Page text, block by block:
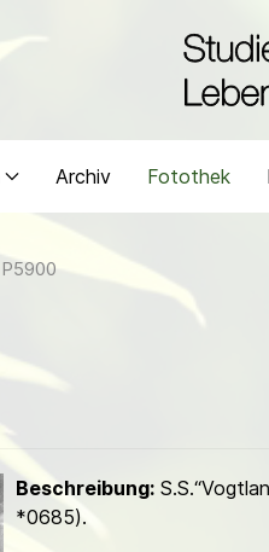
Archiv Fotothek
P5900
Beschreibung:
*0685).